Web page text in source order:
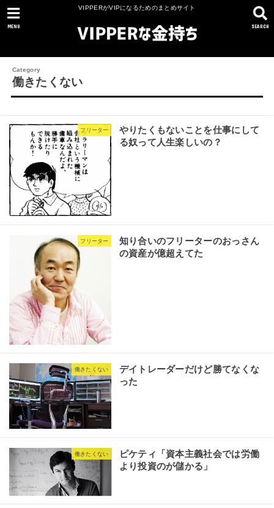
VIPPERがVIPになるためのまとめサイト
SEARCH
MENU
働きたくない
フリーター
やりたくもないことを仕事にして
る奴って人生楽しいの？
フリーター
知り合いのフリーターのおっさん
の資産が億超えてた
働きたくない
デイトレーダーだけど勝てなくな
った
働きたくない
ピケティ「資本主義社会では労働
より投資のが儲かる」